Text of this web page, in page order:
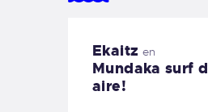
Ekaitz en
Mundaka surf
aire!